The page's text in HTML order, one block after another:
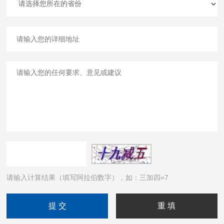
请输入计算结果（填写阿拉伯数字），如：三加四=7